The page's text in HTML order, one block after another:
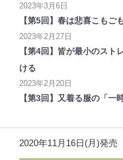
2023年3月6日
【第5回】春は悲喜こもご
2023年2月27日
【第4回】皆が最小のスト
ける
2023年2月20日
【第3回】又着る服の「一
2020年11月16日(月)発売